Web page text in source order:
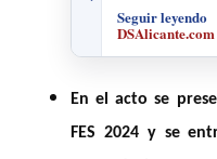
Seguir leyendo
DSAlicante.com
En el acto se
FES 2024 y se